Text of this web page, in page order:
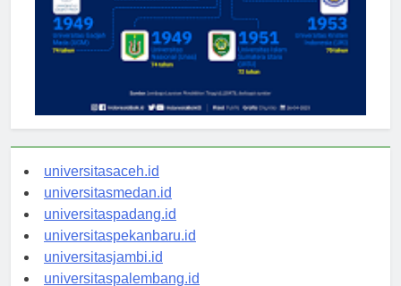
universitasaceh.id
universitasmedan.id
universitaspadang.id
universitaspekanbaru.id
universitasjambi.id